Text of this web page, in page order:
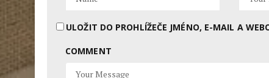
ULOŽIT DO PROHLÍŽEČE JMÉNO, E-MAIL A
COMMENT